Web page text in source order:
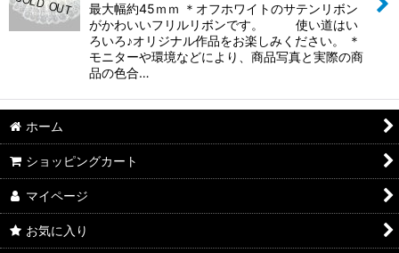
最大幅約45ｍｍ ＊オフホワイトのサテンリボン
がかわいいフリルリボンです。 使い道はい
ろいろ♪オリジナル作品をお楽しみください。 ＊
モニターや環境などにより、商品写真と実際の商
品の色合…
ホーム
ショッピングカート
マイページ
お気に入り